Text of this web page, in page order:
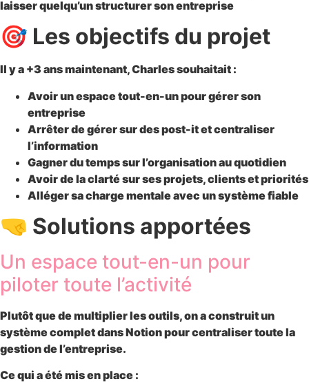
laisser quelqu’un structurer son entreprise
🎯 Les objectifs du projet
Il y a +3 ans maintenant, Charles souhaitait :
Avoir un espace tout-en-unpour gérer son
entreprise
Arrêter de gérer sur des post-itet centraliser
l’information
Gagner du tempssur l’organisation au quotidien
Avoir de la clartésur ses projets, clients et priorités
Alléger sa charge mentaleavec un système fiable
🤜 Solutions apportées
Un espace tout-en-un pour
piloter toute l’activité
Plutôt que de multiplier les outils, on a construit un
système complet dans Notion pour centraliser toute la
gestion de l’entreprise.
Ce qui a été mis en place :